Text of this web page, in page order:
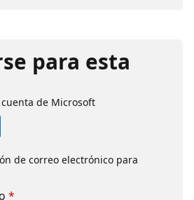
de configuración y el valor
semánticos como una
gobernada para experiencias
IA. La sesión será práctica y
con ejemplos
entender cómo MCP puede
para esta
de Microsoft
de correo electrónico para
*